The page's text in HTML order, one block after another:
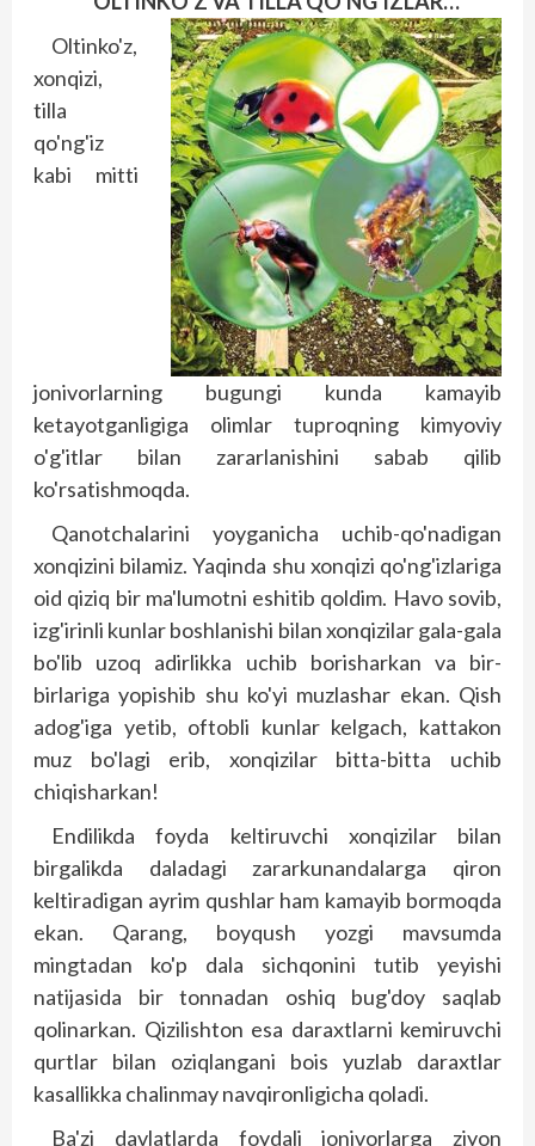
Oltinko'z,
xonqizi,
tilla
qo'ng'iz
kabi mitti
jonivorlarning bugungi kunda kamayib
ketayotganligiga olimlar tuproqning kimyoviy
o'g'itlar bilan zararlanishini sabab qilib
ko'rsatishmoqda.
Qanotchalarini yoyganicha uchib-qo'nadigan
xonqizini bilamiz. Yaqinda shu xonqizi qo'ng'izlariga
oid qiziq bir ma'lumotni eshitib qoldim. Havo sovib,
izg'irinli kunlar boshlanishi bilan xonqizilar gala-gala
bo'lib uzoq adirlikka uchib borisharkan va bir-
birlariga yopishib shu ko'yi muzlashar ekan. Qish
adog'iga yetib, oftobli kunlar kelgach, kattakon
muz bo'lagi erib, xonqizilar bitta-bitta uchib
chiqisharkan!
Endilikda foyda keltiruvchi xonqizilar bilan
birgalikda daladagi zararkunandalarga qiron
keltiradigan ayrim qushlar ham kamayib bormoqda
ekan. Qarang, boyqush yozgi mavsumda
mingtadan ko'p dala sichqonini tutib yeyishi
natijasida bir tonnadan oshiq bug'doy saqlab
qolinarkan. Qizilishton esa daraxtlarni kemiruvchi
qurtlar bilan oziqlangani bois yuzlab daraxtlar
kasallikka chalinmay navqironligicha qoladi.
Ba'zi davlatlarda foydali jonivorlarga ziyon